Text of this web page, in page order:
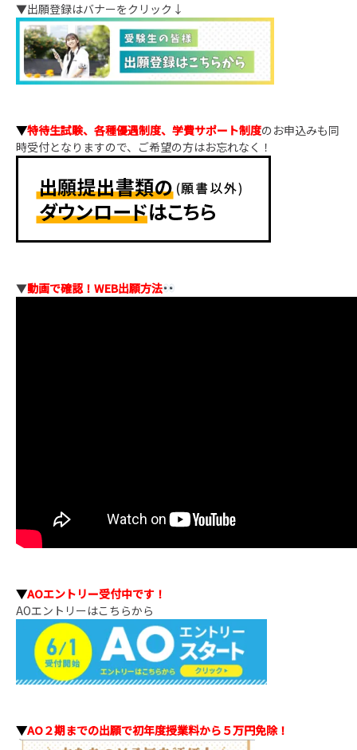
▼出願登録はバナーをクリック↓
▼特待生試験、各種優遇制度、学費サポート制度のお申込みも同
時受付となりますので、ご希望の方はお忘れなく！
▼動画で確認！WEB出願方法
▼AOエントリー受付中です！
AOエントリーはこちらから
▼AO２期までの出願で初年度授業料から５万円免除！